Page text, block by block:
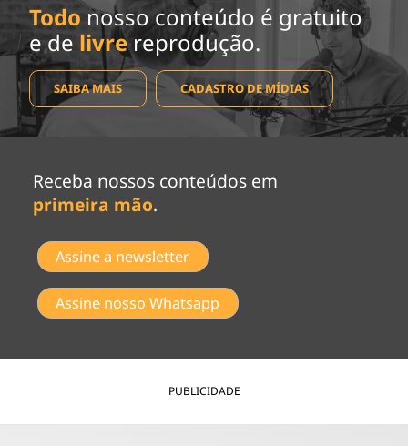
Todo nosso conteúdo é gratuito
e de livrereprodução.
SAIBA MAIS CADASTRO DE MÍDIAS
Receba nossos conteúdos em
primeira mão.
Assine a newsletter
Assine nosso Whatsapp
PUBLICIDADE